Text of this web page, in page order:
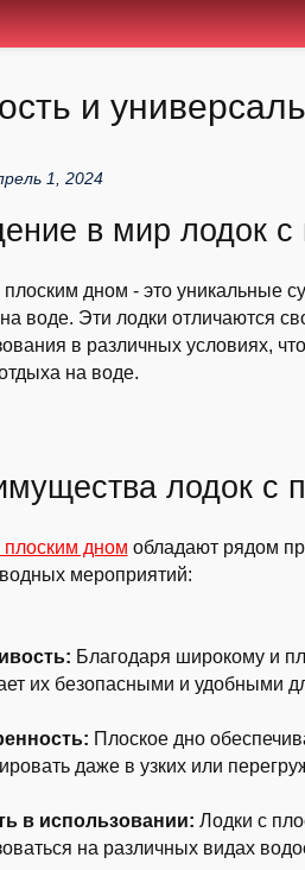
и
1, 2024
в мир лодок
дном - это уникальные
воде. Эти лодки отличаются
в различных условиях,
на воде.
лодок с
плоским дном обладают рядом
мероприятий:
Благодаря широкому и
их безопасными и удобными
Плоское дно
даже в узких или
в использовании: Лодки с
на различных видах